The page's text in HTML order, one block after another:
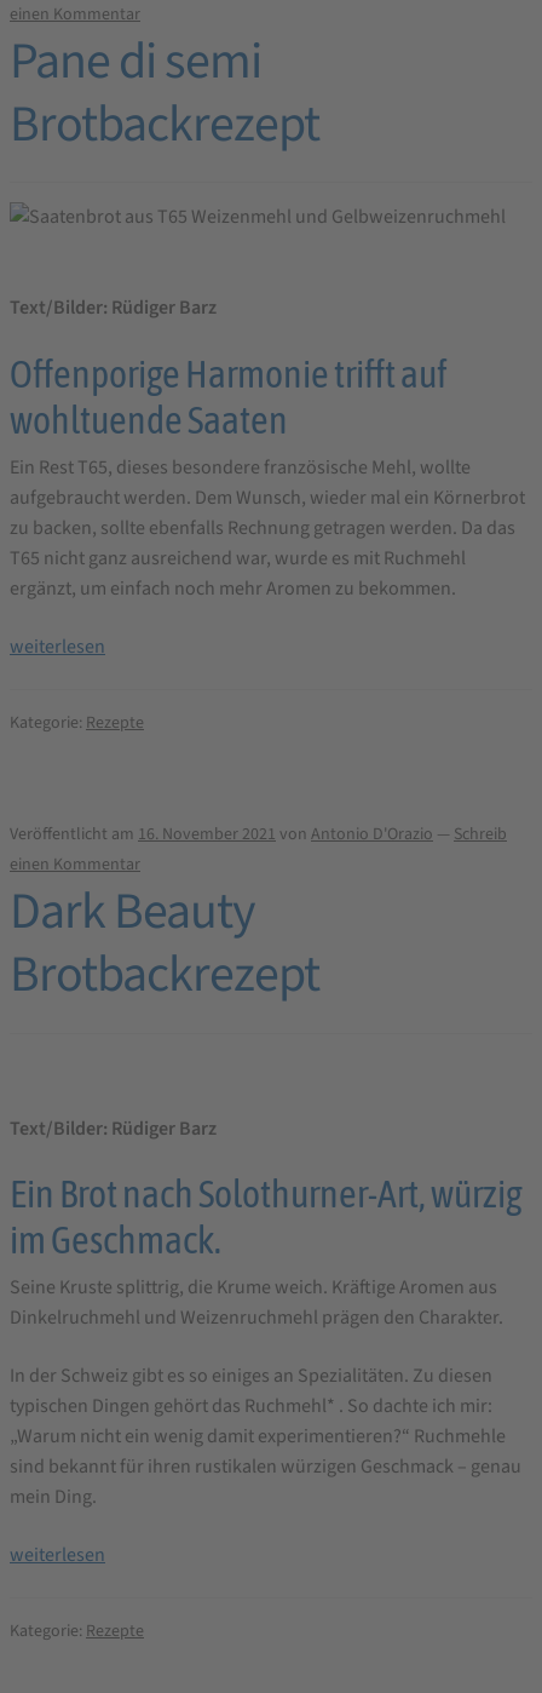
einen Kommentar
Pane di semi
Brotbackrezept
Text/Bilder: Rüdiger Barz
Offenporige Harmonie trifft auf
wohltuende Saaten
Ein Rest T65, dieses besondere französische Mehl, wollte
aufgebraucht werden. Dem Wunsch, wieder mal ein Körnerbrot
zu backen, sollte ebenfalls Rechnung getragen werden. Da das
T65 nicht ganz ausreichend war, wurde es mit Ruchmehl
ergänzt, um einfach noch mehr Aromen zu bekommen.
Pane
Brotbackrezept
weiterlesen
Kategorie: Rezepte
Veröffentlicht am 16. November 2021von Antonio D'Orazio — Schreib
einen Kommentar
Dark Beauty
Brotbackrezept
Text/Bilder: Rüdiger Barz
Ein Brot nach Solothurner-Art, würzig
im Geschmack.
Seine Kruste splittrig, die Krume weich. Kräftige Aromen aus
Dinkelruchmehl und Weizenruchmehl prägen den Charakter.
In der Schweiz gibt es so einiges an Spezialitäten. Zu diesen
typischen Dingen gehört das Ruchmehl* . So dachte ich mir:
„Warum nicht ein wenig damit experimentieren?“ Ruchmehle
sind bekannt für ihren rustikalen würzigen Geschmack – genau
mein Ding.
Dark
weiterlesen
Kategorie: Rezepte